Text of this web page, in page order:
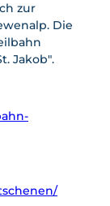
zur
Die
Jakob".